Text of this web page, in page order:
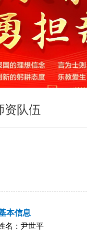
资队伍
本信息
名：尹世平